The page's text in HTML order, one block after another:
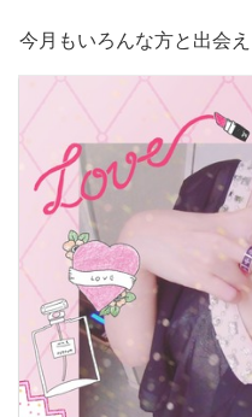
今月もいろんな方と出会